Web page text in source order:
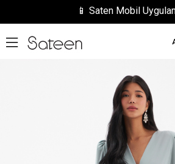
📱 Saten Mobil